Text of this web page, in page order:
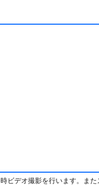
ビデオ撮影を行います。ま